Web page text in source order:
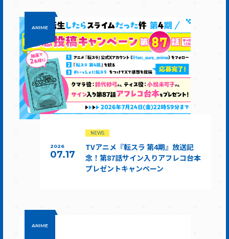
ANIME
2026
07.17
NEWS
TVアニメ『転スラ 第4期』放送記
念！第87話サイン入りアフレコ台本
プレゼントキャンペーン
ANIME